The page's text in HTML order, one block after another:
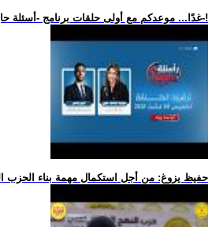
.. غدًا... موعدكم مع أولى حلقات برنامج -أسئلة حارقة-!
.. حفيظ يزوغ: من أجل استكمال مهمة بناء الحزب